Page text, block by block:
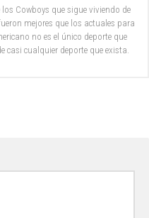
Cowboys que sigue viviendo de
mejores que los actuales para
no es el único deporte que
casi cualquier deporte que exista.